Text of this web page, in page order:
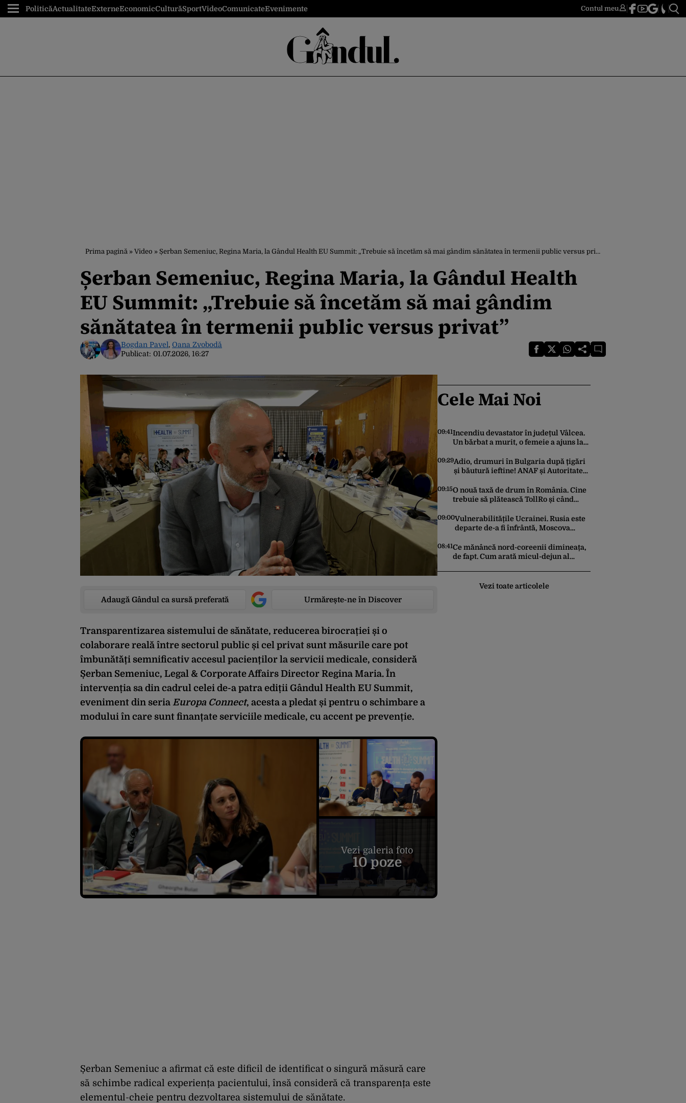
PoliticăActualitateExterneEconomicCulturăSportVideoComunicateEvenimente Contul meu
Prima pagină » Video » Șerban Semeniuc, Regina Maria, la Gândul Health EU Summit: „Trebuie să încetăm să mai gândim sănătatea în termenii public versus privat”
Șerban Semeniuc, Regina Maria, la Gândul Health
EU Summit: „Trebuie să încetăm să mai gândim
sănătatea în termenii public versus privat”
Bogdan Pavel, Oana Zvobodă
Publicat: 01.07.2026, 16:27
Adaugă Gândul ca sursă preferată Urmărește-ne în Discover
Transparentizarea sistemului de sănătate, reducerea birocrației și o
colaborare reală între sectorul public și cel privat sunt măsurile care pot
îmbunătăți semnificativ accesul pacienților la servicii medicale, consideră
Șerban Semeniuc, Legal & Corporate Affairs Director Regina Maria. În
intervenția sa din cadrul celei de-a patra ediții Gândul Health EU Summit,
eveniment din seria Europa Connect, acesta a pledat și pentru o schimbare a
modului în care sunt finanțate serviciile medicale, cu accent pe prevenție.
Vezi galeria foto
10 poze
Șerban Semeniuc a afirmat că este dificil de identificat o singură măsură care
să schimbe radical experiența pacientului, însă consideră că transparența este
elementul-cheie pentru dezvoltarea sistemului de sănătate.
Cele Mai Noi
09:41Incendiu devastator în județul Vâlcea.
Un bărbat a murit, o femeie a ajuns la
09:29Adio, drumuri în Bulgaria după țigări
și băutură ieftine! ANAF și Autoritatea
09:15O nouă taxă de drum în România. Cine
trebuie să plătească TollRo și când
09:00Vulnerabilitățile Ucrainei. Rusia este
departe de-a fi înfrântă, Moscova
08:41Ce mănâncă nord-coreenii dimineața,
de fapt. Cum arată micul-dejun al
Vezi toate articolele